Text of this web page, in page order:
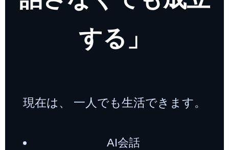
する」
現在は、 一人でも生活できます。
AI会話